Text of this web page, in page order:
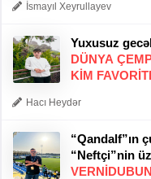
İsmayıl Xeyrullayev
Yuxusuz
DÜNYA
KIM
Hacı Heydər
“Qandalf”ın
“Neftçi”nin